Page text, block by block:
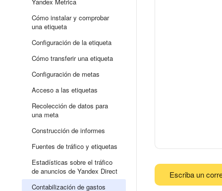
Cómo instalar y comprobar
una etiqueta
Configuración de la etiqueta
Cómo transferir una etiqueta
Configuración de metas
Acceso a las etiquetas
Recolección de datos para
una meta
Construcción de informes
Fuentes de tráfico y etiquetas
Estadísticas sobre el tráfico
de anuncios de Yandex Direct
Contabilización de gastos
Escriba un